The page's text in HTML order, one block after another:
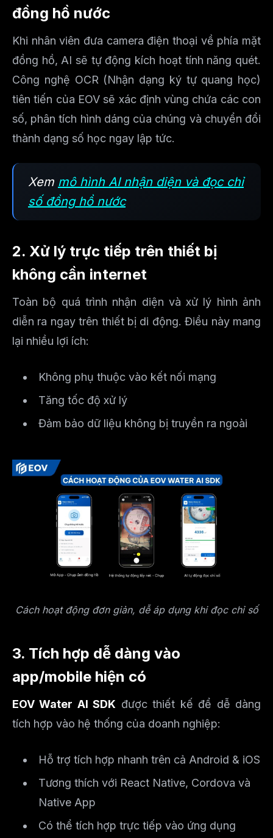
đồng hồ nước
Khi nhân viên đưa camera điện thoại về phía mặt
đồng hồ, AI sẽ tự động kích hoạt tính năng quét.
Công nghệ OCR (Nhận dạng ký tự quang học)
tiên tiến của EOV sẽ xác định vùng chứa các con
số, phân tích hình dáng của chúng và chuyển đổi
thành dạng số học ngay lập tức.
Xem mô hình AI nhận diện và đọc chỉ
số đồng hồ nước
2. Xử lý trực tiếp trên thiết bị
không cần internet
Toàn bộ quá trình nhận diện và xử lý hình ảnh
diễn ra ngay trên thiết bị di động. Điều này mang
lại nhiều lợi ích:
Không phụ thuộc vào kết nối mạng
Tăng tốc độ xử lý
Đảm bảo dữ liệu không bị truyền ra ngoài
Cách hoạt động đơn giản, dễ áp dụng khi đọc chỉ số
3. Tích hợp dễ dàng vào
app/mobile hiện có
EOV Water AI SDK được thiết kế để dễ dàng
tích hợp vào hệ thống của doanh nghiệp:
Hỗ trợ tích hợp nhanh trên cả Android & iOS
Tương thích với React Native, Cordova và
Native App
Có thể tích hợp trực tiếp vào ứng dụng